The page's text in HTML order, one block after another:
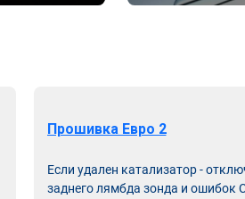
Прошивка Евро 2
Если удален катализатор -
заднего лямбда зонда и ошибок